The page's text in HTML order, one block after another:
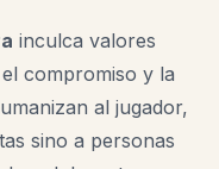
inculca valores
compromiso y la
al jugador,
sino a personas